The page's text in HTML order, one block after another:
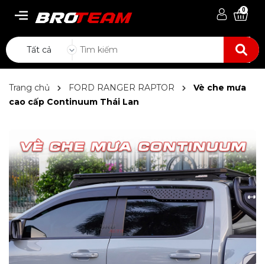
0
Tất cả
Trang chủ FORD RANGER RAPTOR
Vè che mưa
cao cấp Continuum Thái Lan